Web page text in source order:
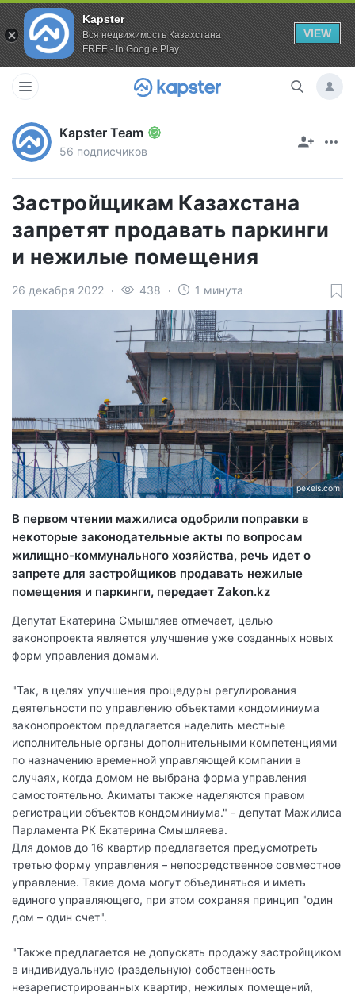
Kapster
Вся недвижимость Казахстана
FREE - In Google Play
VIEW
Kapster Team
56 подписчиков
Застройщикам Казахстана
запретят продавать паркинги
и нежилые помещения
26 декабря 2022 438 1 минута
pexels.com
В первом чтении мажилиса одобрили поправки в
некоторые законодательные акты по вопросам
жилищно-коммунального хозяйства, речь идет о
запрете для застройщиков продавать нежилые
помещения и паркинги, передает Zakon.kz
Депутат Екатерина Смышляев отмечает, целью
законопроекта является улучшение уже созданных новых
форм управления домами.
"Так, в целях улучшения процедуры регулирования
деятельности по управлению объектами кондоминиума
законопроектом предлагается наделить местные
исполнительные органы дополнительными компетенциями
по назначению временной управляющей компании в
случаях, когда домом не выбрана форма управления
самостоятельно. Акиматы также наделяются правом
регистрации объектов кондоминиума." - депутат Мажилиса
Парламента РК Екатерина Смышляева.
Для домов до 16 квартир предлагается предусмотреть
третью форму управления – непосредственное совместное
управление. Такие дома могут объединяться и иметь
единого управляющего, при этом сохраняя принцип "один
дом – один счет".
"Также предлагается не допускать продажу застройщиком
в индивидуальную (раздельную) собственность
незарегистрированных квартир, нежилых помещений,